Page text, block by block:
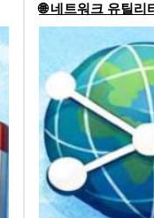
🌐 네트워크 유틸리